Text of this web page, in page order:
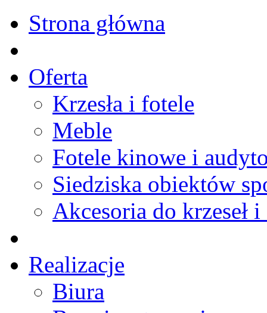
Strona główna
Oferta
Krzesła i fotele
Meble
Fotele kinowe i
Siedziska obiektów
Akcesoria do krzeseł
Realizacje
Biura